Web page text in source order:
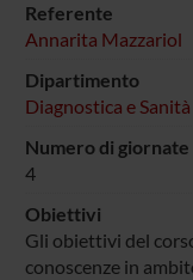
Referente
Annarita Mazzariol
Dipartimento
Diagnostica e
Numero di giornate
4
Obiettivi
Gli obiettivi del
conoscenze in